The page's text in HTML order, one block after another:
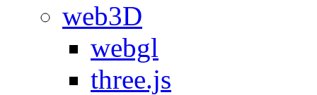
web3D
webgl
three.js